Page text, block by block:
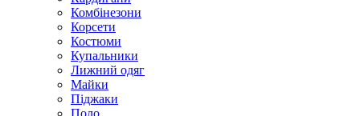
Комбінезони
Корсети
Костюми
Купальники
Лижний одяг
Майки
Піджаки
Поло